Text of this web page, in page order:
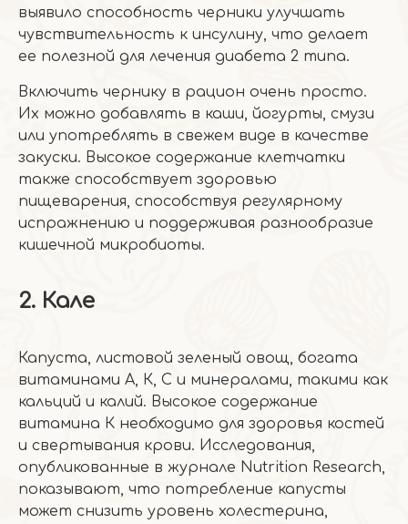
выявило способность черники улучшать
чувствительность к инсулину, что делает
ее полезной для лечения диабета 2 типа.
Включить чернику в рацион очень просто.
Их можно добавлять в каши, йогурты, смузи
или употреблять в свежем виде в качестве
закуски. Высокое содержание клетчатки
также способствует здоровью
пищеварения, способствуя регулярному
испражнению и поддерживая разнообразие
кишечной микробиоты.
2. Кале
Капуста, листовой зеленый овощ, богата
витаминами А, К, С и минералами, такими как
кальций и калий. Высокое содержание
витамина К необходимо для здоровья костей
и свертывания крови. Исследования,
опубликованные в журнале Nutrition Research,
показывают, что потребление капусты
может снизить уровень холестерина,